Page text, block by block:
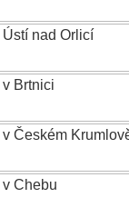
nad Orlicí
Brtnici
Českém
Chebu